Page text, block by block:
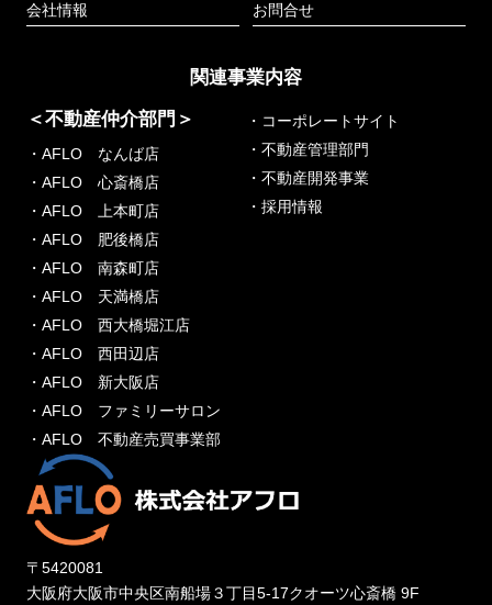
会社情報 お問合せ
関連事業内容
＜不動産仲介部門＞
・AFLO なんば店
・AFLO 心斎橋店
・AFLO 上本町店
・AFLO 肥後橋店
・AFLO 南森町店
・AFLO 天満橋店
・AFLO 西大橋堀江店
・AFLO 西田辺店
・AFLO 新大阪店
・AFLO ファミリーサロン
・AFLO 不動産売買事業部
・コーポレートサイト
・不動産管理部門
・不動産開発事業
・採用情報
〒5420081
大阪府大阪市中央区南船場３丁目5-17クオーツ心斎橋 9F